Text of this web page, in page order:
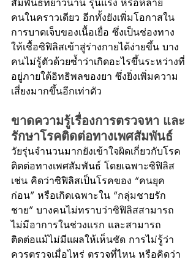
สัมพันธ์ที่ยาวนาน รุนแรง หรือหลาย
คนในคราวเดียว อีกทั้งยังเพิ่มโอกาสใน
การบาดเจ็บของเนื้อเยื่อ ซึ่งเป็นช่องทาง
ให้เชื้อซิฟิลิสเข้าสู่ร่างกายได้ง่ายขึ้น บาง
คนไม่รู้ตัวด้วยซ้ำว่าเกิดอะไรขึ้นระหว่างที่
อยู่ภายใต้อิทธิพลของยา ซึ่งยิ่งเพิ่มความ
เสี่ยงมากขึ้นอีกเท่าตัว
ขาดความรู้เรื่องการตรวจหา และ
รักษาโรคติดต่อทางเพศสัมพันธ์
วัยรุ่นจำนวนมากยังเข้าใจผิดเกี่ยวกับโรค
ติดต่อทางเพศสัมพันธ์ โดยเฉพาะซิฟิลิส
เช่น คิดว่าซิฟิลิสเป็นโรคของ “คนยุค
ก่อน” หรือเกิดเฉพาะใน “กลุ่มชายรัก
ชาย” บางคนไม่ทราบว่าซิฟิลิสสามารถ
ไม่มีอาการในช่วงแรก และสามารถ
ติดต่อแม้ไม่มีแผลให้เห็นชัด การไม่รู้ว่า
ควรตรวจเมื่อไหร่ ตรวจที่ไหน หรือคิดว่า